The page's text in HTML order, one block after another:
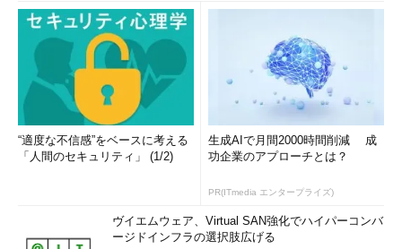
“適度な不信感”をベースに考える
「人間のセキュリティ」 (1/2)
生成AIで月間2000時間削減 成
功企業のアプローチとは？
PR(ITmedia エンタープライズ)
ヴイエムウェア、Virtual SAN強化でハイパーコンバ
ージドインフラの選択肢広げる